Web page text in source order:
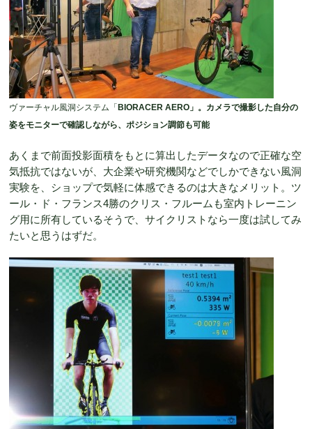
ヴァーチャル風洞システム「BIORACER AERO 」。カメラで撮影した自分の
姿をモニターで確認しながら、ポジション調節も可能
あくまで前面投影面積をもとに算出したデータなので正確な空
気抵抗ではないが、大企業や研究機関などでしかできない風洞
実験を、ショップで気軽に体感できるのは大きなメリット。ツ
ール・ド・フランス4勝のクリス・フルームも室内トレーニン
グ用に所有しているそうで、サイクリストなら一度は試してみ
たいと思うはずだ。